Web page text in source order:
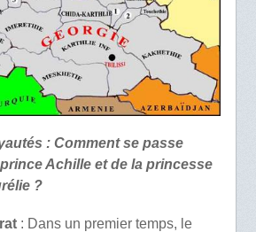
: Comment se passe
Achille et de la princesse
?
: Dans un premier temps, le